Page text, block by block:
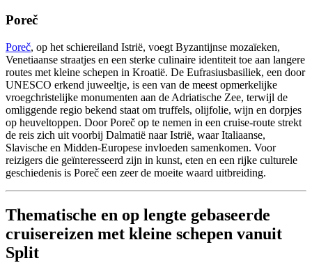
Poreč
Poreč, op het schiereiland Istrië, voegt Byzantijnse mozaïeken,
Venetiaanse straatjes en een sterke culinaire identiteit toe aan langere
routes met kleine schepen in Kroatië. De Eufrasiusbasiliek, een door
UNESCO erkend juweeltje, is een van de meest opmerkelijke
vroegchristelijke monumenten aan de Adriatische Zee, terwijl de
omliggende regio bekend staat om truffels, olijfolie, wijn en dorpjes
op heuveltoppen. Door Poreč op te nemen in een cruise-route strekt
de reis zich uit voorbij Dalmatië naar Istrië, waar Italiaanse,
Slavische en Midden-Europese invloeden samenkomen. Voor
reizigers die geïnteresseerd zijn in kunst, eten en een rijke culturele
geschiedenis is Poreč een zeer de moeite waard uitbreiding.
Thematische en op lengte gebaseerde
cruisereizen met kleine schepen vanuit
Split